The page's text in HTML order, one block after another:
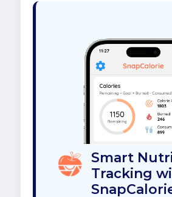
Smart
Tracking